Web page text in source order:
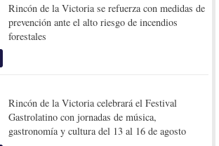
Rincón de la Victoria se refuerza con medidas de
prevención ante el alto riesgo de incendios
forestales
Rincón de la Victoria celebrará el Festival
Gastrolatino con jornadas de música,
gastronomía y cultura del 13 al 16 de agosto